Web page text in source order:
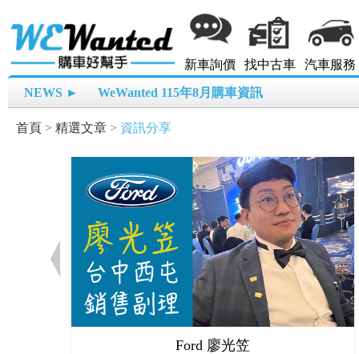
新車詢價 找中古車 汽車服務
NEWS ► WeWanted 115年8月購車資訊
首頁 > 精選文章 > 資訊分享
Ford 廖光笠